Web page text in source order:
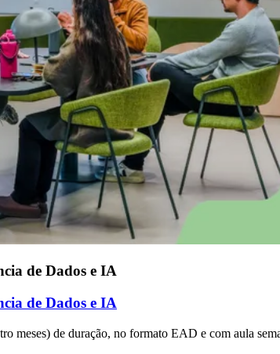
de Dados e IA
de Dados e IA
meses) de duração, no formato EAD e com aula